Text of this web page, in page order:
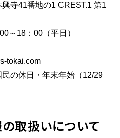
寺41番地の1 CREST.1 第1
～18：00（平日）
tokai.com
の休日・年末年始（12/29
の取扱いについて